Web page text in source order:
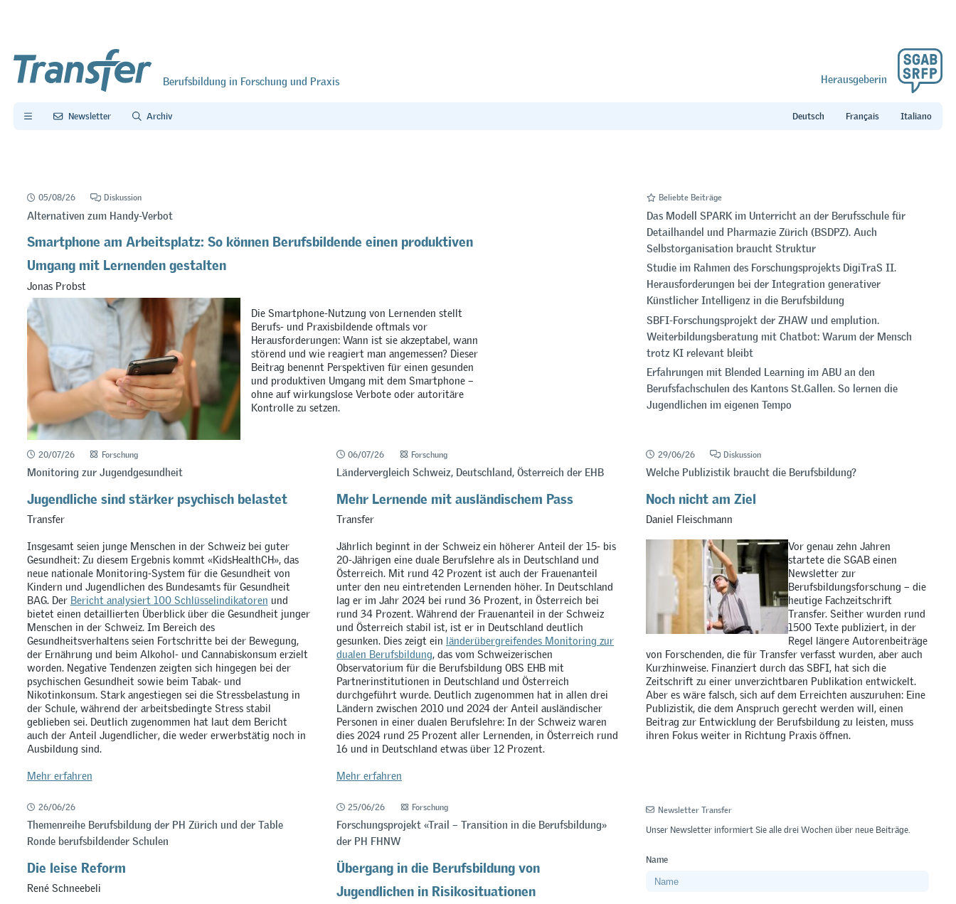
Berufsbildung in Forschung und Praxis Herausgeberin
Newsletter Archiv
05/08/26 Diskussion
Alternativen zum Handy-Verbot
Smartphone am Arbeitsplatz: So können Berufsbildende einen produktiven
Umgang mit Lernenden gestalten
Jonas Probst
Die Smartphone-Nutzung von Lernenden stellt
Berufs- und Praxisbildende oftmals vor
Herausforderungen: Wann ist sie akzeptabel, wann
störend und wie reagiert man angemessen? Dieser
Beitrag benennt Perspektiven für einen gesunden
und produktiven Umgang mit dem Smartphone –
ohne auf wirkungslose Verbote oder autoritäre
Kontrolle zu setzen.
Beliebte Beiträge
Das Modell SPARK im Unterricht an der Berufsschule für
Detailhandel und Pharmazie Zürich (BSDPZ). Auch
Selbstorganisation braucht Struktur
Studie im Rahmen des Forschungsprojekts DigiTraS II.
Herausforderungen bei der Integration generativer
Künstlicher Intelligenz in die Berufsbildung
SBFI-Forschungsprojekt der ZHAW und emplution.
Weiterbildungsberatung mit Chatbot: Warum der Mensch
trotz KI relevant bleibt
Erfahrungen mit Blended Learning im ABU an den
Berufsfachschulen des Kantons St.Gallen. So lernen die
Jugendlichen im eigenen Tempo
20/07/26 Forschung
Monitoring zur Jugendgesundheit
Jugendliche sind stärker psychisch belastet
Transfer
Insgesamt seien junge Menschen in der Schweiz bei guter
Gesundheit: Zu diesem Ergebnis kommt «KidsHealthCH», das
neue nationale Monitoring-System für die Gesundheit von
Kindern und Jugendlichen des Bundesamts für Gesundheit
BAG. Der Bericht analysiert 100 Schlüsselindikatoren und
bietet einen detaillierten Überblick über die Gesundheit junger
Menschen in der Schweiz. Im Bereich des
Gesundheitsverhaltens seien Fortschritte bei der Bewegung,
der Ernährung und beim Alkohol- und Cannabiskonsum erzielt
worden. Negative Tendenzen zeigten sich hingegen bei der
psychischen Gesundheit sowie beim Tabak- und
Nikotinkonsum. Stark angestiegen sei die Stressbelastung in
der Schule, während der arbeitsbedingte Stress stabil
geblieben sei. Deutlich zugenommen hat laut dem Bericht
auch der Anteil Jugendlicher, die weder erwerbstätig noch in
Ausbildung sind.
Mehr erfahren
06/07/26 Forschung
Ländervergleich Schweiz, Deutschland, Österreich der EHB
Mehr Lernende mit ausländischem Pass
Transfer
Jährlich beginnt in der Schweiz ein höherer Anteil der 15- bis
20-Jährigen eine duale Berufslehre als in Deutschland und
Österreich. Mit rund 42 Prozent ist auch der Frauenanteil
unter den neu eintretenden Lernenden höher. In Deutschland
lag er im Jahr 2024 bei rund 36 Prozent, in Österreich bei
rund 34 Prozent. Während der Frauenanteil in der Schweiz
und Österreich stabil ist, ist er in Deutschland deutlich
gesunken. Dies zeigt ein länderübergreifendes Monitoring zur
dualen Berufsbildung, das vom Schweizerischen
Observatorium für die Berufsbildung OBS EHB mit
Partnerinstitutionen in Deutschland und Österreich
durchgeführt wurde. Deutlich zugenommen hat in allen drei
Ländern zwischen 2010 und 2024 der Anteil ausländischer
Personen in einer dualen Berufslehre: In der Schweiz waren
dies 2024 rund 25 Prozent aller Lernenden, in Österreich rund
16 und in Deutschland etwas über 12 Prozent.
Mehr erfahren
29/06/26 Diskussion
Welche Publizistik braucht die Berufsbildung?
Noch nicht am Ziel
Daniel Fleischmann
Vor genau zehn Jahren
startete die SGAB einen
Newsletter zur
Berufsbildungsforschung – die
heutige Fachzeitschrift
Transfer. Seither wurden rund
1500 Texte publiziert, in der
Regel längere Autorenbeiträge
von Forschenden, die für Transfer verfasst wurden, aber auch
Kurzhinweise. Finanziert durch das SBFI, hat sich die
Zeitschrift zu einer unverzichtbaren Publikation entwickelt.
Aber es wäre falsch, sich auf dem Erreichten auszuruhen: Eine
Publizistik, die dem Anspruch gerecht werden will, einen
Beitrag zur Entwicklung der Berufsbildung zu leisten, muss
ihren Fokus weiter in Richtung Praxis öffnen.
26/06/26
Themenreihe Berufsbildung der PH Zürich und der Table
Ronde berufsbildender Schulen
Die leise Reform
René Schneebeli
25/06/26 Forschung
Forschungsprojekt «Trail – Transition in die Berufsbildung»
der PH FHNW
Übergang in die Berufsbildung von
Jugendlichen in Risikosituationen
Newsletter Transfer
Unser Newsletter informiert Sie alle drei Wochen über neue Beiträge.
Name